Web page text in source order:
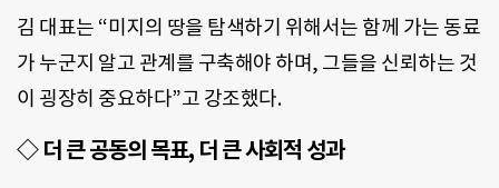
김 대표는 “미지의 땅을 탐색하기 위해서는 함께 가는 동료
가 누군지 알고 관계를 구축해야 하며, 그들을 신뢰하는 것
이 굉장히 중요하다”고 강조했다.
◇ 더 큰 공동의 목표, 더 큰 사회적 성과